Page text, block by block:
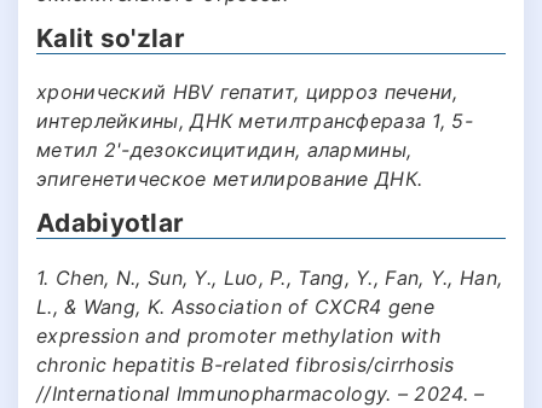
Kalit so'zlar
хронический HBV гепатит, цирроз печени,
интерлейкины, ДНК метилтрансфераза 1, 5-
метил 2'-дезоксицитидин, алармины,
эпигенетическое метилирование ДНК.
Adabiyotlar
1. Chen, N., Sun, Y., Luo, P., Tang, Y., Fan, Y., Han,
L., & Wang, K. Association of CXCR4 gene
expression and promoter methylation with
chronic hepatitis B-related fibrosis/cirrhosis
//International Immunopharmacology. – 2024. –